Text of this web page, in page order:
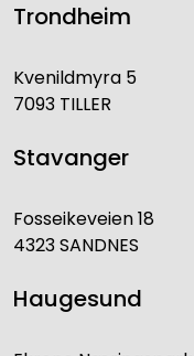
Trondheim
Kvenildmyra 5
7093 TILLER
Stavanger
Fosseikeveien 18
4323 SANDNES
Haugesund